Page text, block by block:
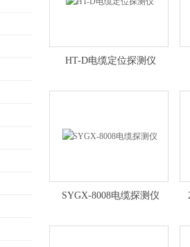
HT-D电缆定位探测仪
SYGX-8008电缆探测仪